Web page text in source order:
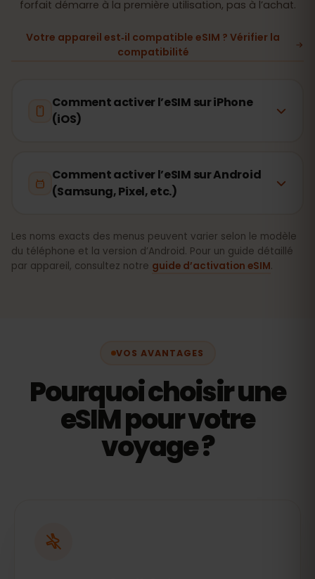
forfait démarre à la première utilisation, pas à l’achat.
Votre appareil est‑il compatible eSIM ? Vérifier la
compatibilité
Comment activer l’eSIM sur iPhone
(iOS)
Comment activer l’eSIM sur Android
(Samsung, Pixel, etc.)
Les noms exacts des menus peuvent varier selon le modèle
du téléphone et la version d’Android. Pour un guide détaillé
par appareil, consultez notre guide d’activation eSIM.
VOS AVANTAGES
Pourquoi choisir une
eSIM pour votre
voyage ?